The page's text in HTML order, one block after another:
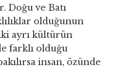
Doğu ve Batı
olduğunun
ayrı kültürün
farklı olduğu
insan, özünde